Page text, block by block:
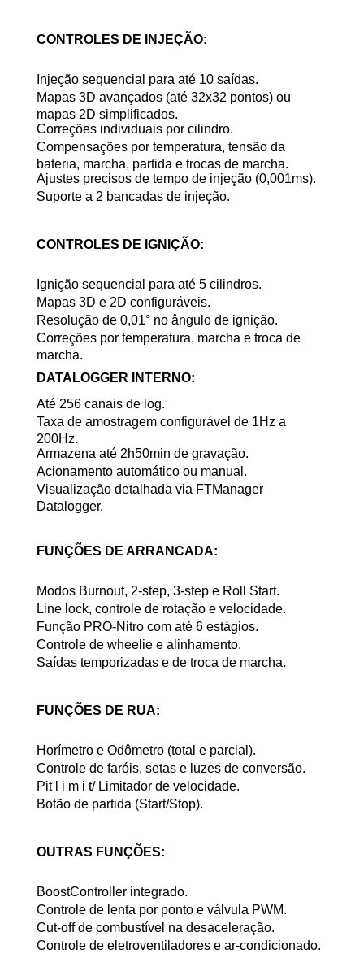
CONTROLES DE INJEÇÃO:
Injeção sequencial para até 10 saídas.
Mapas 3D avançados (até 32x32 pontos) ou
mapas 2D simplificados.
Correções individuais por cilindro.
Compensações por temperatura, tensão da
bateria, marcha, partida e trocas de marcha.
Ajustes precisos de tempo de injeção (0,001ms).
Suporte a 2 bancadas de injeção.
CONTROLES DE IGNIÇÃO:
Ignição sequencial para até 5 cilindros.
Mapas 3D e 2D configuráveis.
Resolução de 0,01° no ângulo de ignição.
Correções por temperatura, marcha e troca de
marcha.
DATALOGGER INTERNO:
Até 256 canais de log.
Taxa de amostragem configurável de 1Hz a
200Hz.
Armazena até 2h50min de gravação.
Acionamento automático ou manual.
Visualização detalhada via FTManager
Datalogger.
FUNÇÕES DE ARRANCADA:
Modos Burnout, 2-step, 3-step e Roll Start.
Line lock, controle de rotação e velocidade.
Função PRO-Nitro com até 6 estágios.
Controle de wheelie e alinhamento.
Saídas temporizadas e de troca de marcha.
FUNÇÕES DE RUA:
Horímetro e Odômetro (total e parcial).
Controle de faróis, setas e luzes de conversão.
Pit l i m i t/ Limitador de velocidade.
Botão de partida (Start/Stop).
OUTRAS FUNÇÕES:
BoostController integrado.
Controle de lenta por ponto e válvula PWM.
Cut-off de combustível na desaceleração.
Controle de eletroventiladores e ar-condicionado.